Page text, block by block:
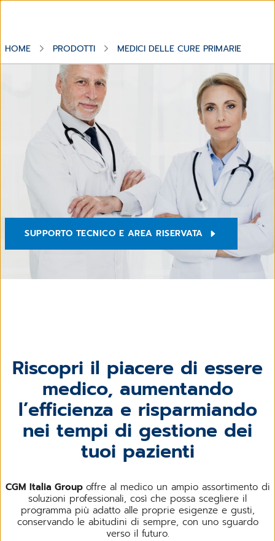
HOME PRODOTTI MEDICI DELLE CURE PRIMARIE
Soluzioni Software per Medici, Specialisti, Poliambulatori e
Centri Medici
SUPPORTO TECNICO E AREA RISERVATA
Riscopri il piacere di essere
medico, aumentando
l’efficienza e risparmiando
nei tempi di gestione dei
tuoi pazienti
CGM Italia Group offre al medico un ampio assortimento di
soluzioni professionali, così che possa scegliere il
programma più adatto alle proprie esigenze e gusti,
conservando le abitudini di sempre, con uno sguardo
verso il futuro.